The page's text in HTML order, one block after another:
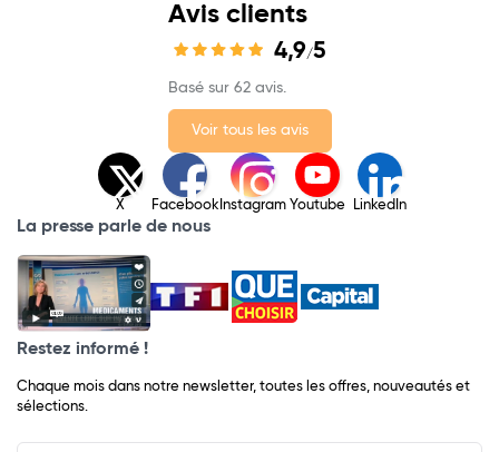
Avis clients
4,9/5
Basé sur 62 avis.
Voir tous les avis
X Facebook Instagram Youtube LinkedIn
La presse parle de nous
Restez informé !
Chaque mois dans notre newsletter, toutes les offres, nouveautés et
sélections.
Input